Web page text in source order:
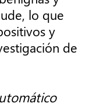
lo que
y
de